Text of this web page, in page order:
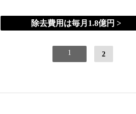
除去費用は毎月1.8億円 >
1 2